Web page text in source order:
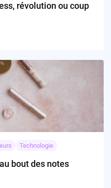
révolution ou coup
Technologie
bout des notes